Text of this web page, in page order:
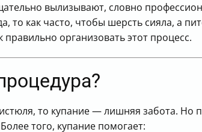
вылизывают, словно
то как часто, чтобы шерсть сияла, а
организовать этот процесс.
то купание — лишняя забота. Но
того, купание помогает: